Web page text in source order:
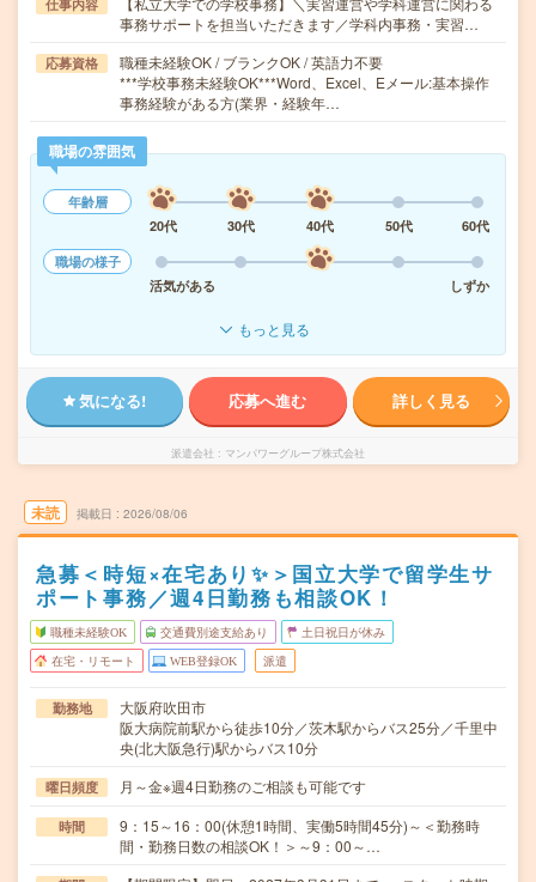
仕事内容
事務サポートを担当いただきます／学科内事務・実習…
応募資格
職種未経験OK / ブランクOK / 英語力不要
***学校事務未経験OK***Word、Excel、Eメール:基本操作
事務経験がある方(業界・経験年…
職場の雰囲気
年齢層
20代
30代 40代 50代
60代
職場の様子
活気がある
しずか
もっと見る
気になる! 応募へ進む 詳しく見る
派遣会社 マンパワーグループ株式会社
未読 掲載日 2026/08/06
急募＜時短×在宅あり✨＞国立大学で留学生サ
ポート事務／週4日勤務も相談OK！
職種未経験OK 交通費別途支給あり 土日祝日が休み
在宅・リモート WEB登録OK 派遣
勤務地
大阪府吹田市
阪大病院前駅から徒歩10分／茨木駅からバス25分／千里中
央(北大阪急行)駅からバス10分
曜日頻度 月～金※週4日勤務のご相談も可能です
時間
9：15～16：00(休憩1時間、実働5時間45分)～＜勤務時
間・勤務日数の相談OK！＞～9：00～…